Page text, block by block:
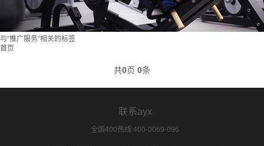
与“推广服务”相关的标签
首页
共0页 0条
联系ayx
全国400热线:400-0069-096